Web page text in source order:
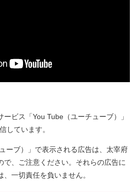
ビス「You Tube（ユーチューブ）」
しています。
ーブ）」で表示される広告は、太宰府
で、ご注意ください。それらの広告に
一切責任を負いません。